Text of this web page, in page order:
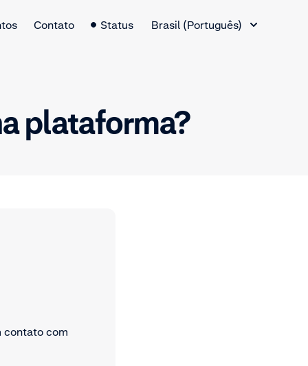
Contato Status
Brasil (Português)
plataforma?
contato com